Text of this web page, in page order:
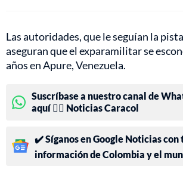
Las autoridades, que le seguían la pista
aseguran que el exparamilitar se
años en Apure, Venezuela.
Suscríbase a nuestro canal de
aquí 👉🏻 Noticias Caracol
✔️ Síganos en Google Noticias con
información de Colombia y el